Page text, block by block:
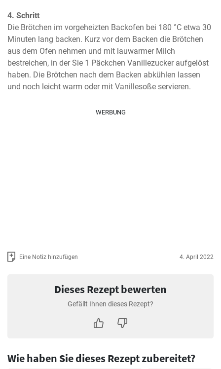
4. Schritt
Die Brötchen im vorgeheizten Backofen bei 180 °C etwa 30
Minuten lang backen. Kurz vor dem Backen die Brötchen
aus dem Ofen nehmen und mit lauwarmer Milch
bestreichen, in der Sie 1 Päckchen Vanillezucker aufgelöst
haben. Die Brötchen nach dem Backen abkühlen lassen
und noch leicht warm oder mit Vanillesoße servieren.
WERBUNG
Eine Notiz hinzufügen 4. April 2022
Dieses Rezept bewerten
Gefällt Ihnen dieses Rezept?
Wie haben Sie dieses Rezept zubereitet?